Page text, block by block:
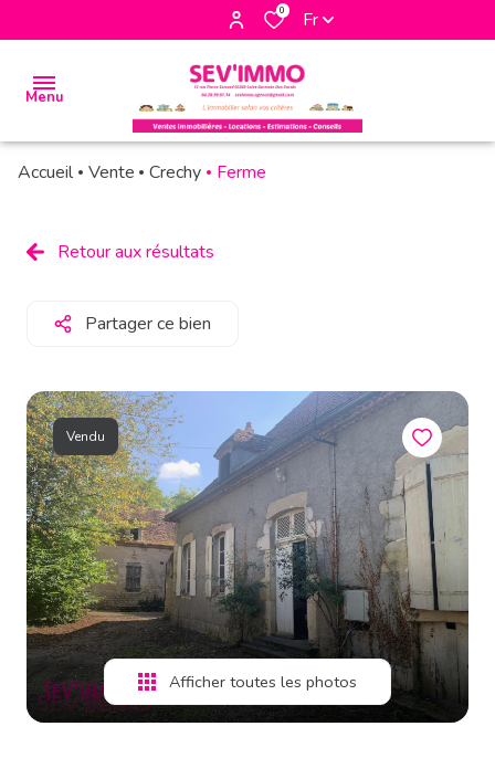
0 Fr
Menu
biens
à la
location
biens
vendus
estimation
alerte
e-
mail
contact
Accueil Vente Crechy Ferme
Retour aux résultats
Partager ce bien
Vendu
Afficher toutes les photos